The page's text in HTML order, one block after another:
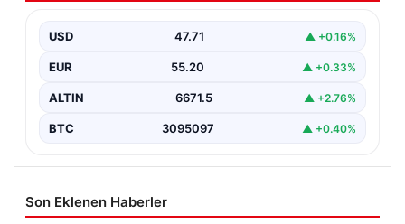
USD 47.71 ▲ +0.16%
EUR 55.20 ▲ +0.33%
ALTIN 6671.5 ▲ +2.76%
BTC 3095097 ▲ +0.40%
Son Eklenen Haberler